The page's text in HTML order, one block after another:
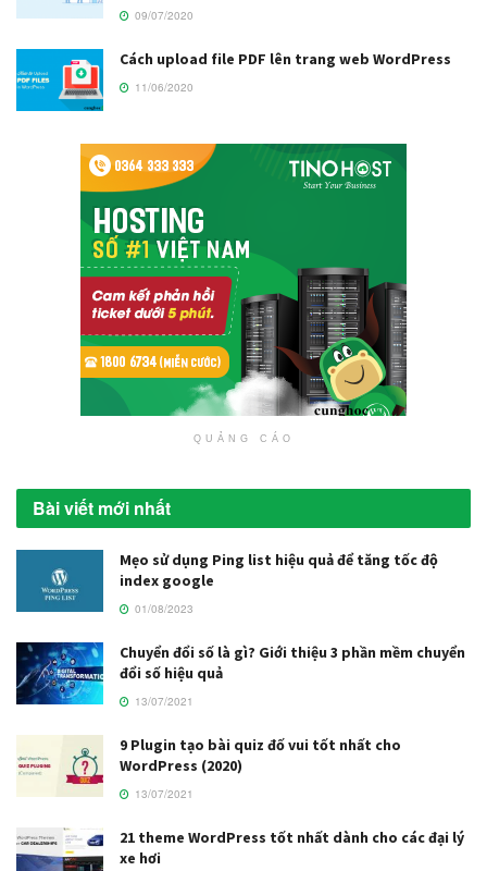
09/07/2020
Cách upload file PDF lên trang web WordPress
11/06/2020
QUẢNG CÁO
Bài viết mới nhất
Mẹo sử dụng Ping list hiệu quả để tăng tốc độ
index google
01/08/2023
Chuyển đổi số là gì? Giới thiệu 3 phần mềm chuyển
đổi số hiệu quả
13/07/2021
9 Plugin tạo bài quiz đố vui tốt nhất cho
WordPress (2020)
13/07/2021
21 theme WordPress tốt nhất dành cho các đại lý
xe hơi